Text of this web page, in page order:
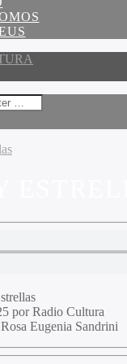
por Radio Cultura
Eugenia Sandrini